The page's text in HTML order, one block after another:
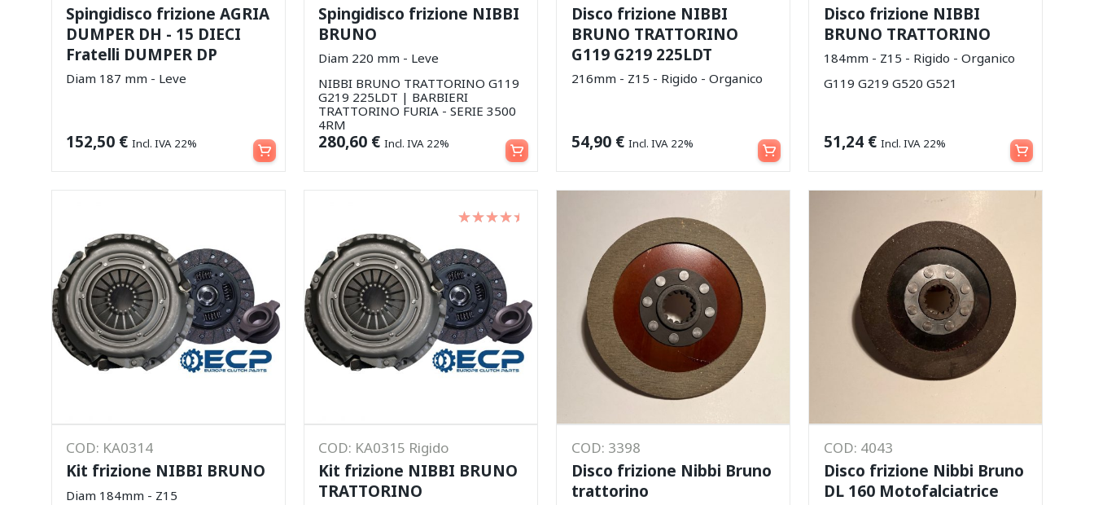
Spingidisco frizione AGRIA
DUMPER DH - 15 DIECI
Fratelli DUMPER DP
Diam 187 mm - Leve
152,50 € Incl. IVA 22% Aggiungi al carrello
Spingidisco frizione NIBBI
BRUNO
Diam 220 mm - Leve
NIBBI BRUNO TRATTORINO G119
G219 225LDT | BARBIERI
TRATTORINO FURIA - SERIE 3500
4RM
280,60 € Incl. IVA 22% Aggiungi al carrello
Disco frizione NIBBI
BRUNO TRATTORINO
G119 G219 225LDT
216mm - Z15 - Rigido - Organico
54,90 € Incl. IVA 22% Aggiungi al carrello
Disco frizione NIBBI
BRUNO TRATTORINO
184mm - Z15 - Rigido - Organico
G119 G219 G520 G521
51,24 € Incl. IVA 22% Aggiungi al carrello
COD: KA0314
Kit frizione NIBBI BRUNO
Diam 184mm - Z15
COD: KA0315 Rigido
Kit frizione NIBBI BRUNO
TRATTORINO
su 5
COD: 3398
Disco frizione Nibbi Bruno
trattorino
COD: 4043
Disco frizione Nibbi Bruno
DL 160 Motofalciatrice